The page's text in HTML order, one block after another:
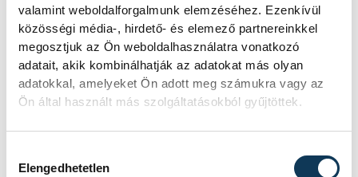
valamint weboldalforgalmunk elemzéséhez. Ezenkívül
közösségi média-, hirdető- és elemező partnereinkkel
megosztjuk az Ön weboldalhasználatra vonatkozó
adatait, akik kombinálhatják az adatokat más olyan
adatokkal, amelyeket Ön adott meg számukra vagy az
Ön által használt más szolgáltatásokból gyűjtöttek.
Elengedhetetlen